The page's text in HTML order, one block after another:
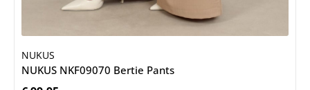
NUKUS
NUKUS NKF09070 Bertie Pants